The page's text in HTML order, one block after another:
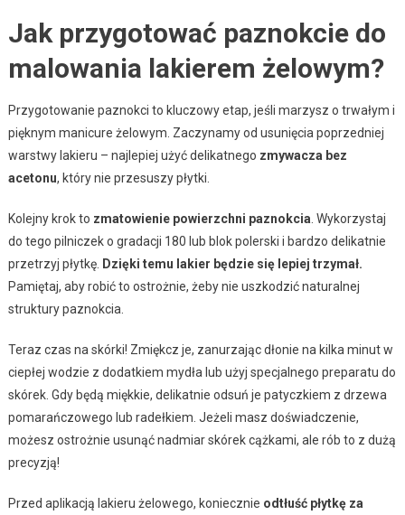
Jak przygotować paznokcie do
malowania lakierem żelowym?
Przygotowanie paznokci to kluczowy etap, jeśli marzysz o trwałym i
pięknym manicure żelowym. Zaczynamy od usunięcia poprzedniej
warstwy lakieru – najlepiej użyć delikatnego zmywacza bez
acetonu, który nie przesuszy płytki.
Kolejny krok to zmatowienie powierzchni paznokcia . Wykorzystaj
do tego pilniczek o gradacji 180 lub blok polerski i bardzo delikatnie
przetrzyj płytkę. Dzięki temu lakier będzie się lepiej trzymał.
Pamiętaj, aby robić to ostrożnie, żeby nie uszkodzić naturalnej
struktury paznokcia.
Teraz czas na skórki! Zmiękcz je, zanurzając dłonie na kilka minut w
ciepłej wodzie z dodatkiem mydła lub użyj specjalnego preparatu do
skórek. Gdy będą miękkie, delikatnie odsuń je patyczkiem z drzewa
pomarańczowego lub radełkiem. Jeżeli masz doświadczenie,
możesz ostrożnie usunąć nadmiar skórek cążkami, ale rób to z dużą
precyzją!
Przed aplikacją lakieru żelowego, koniecznie odtłuść płytkę za